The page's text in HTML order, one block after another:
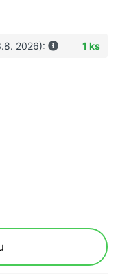
2026): 1 ks